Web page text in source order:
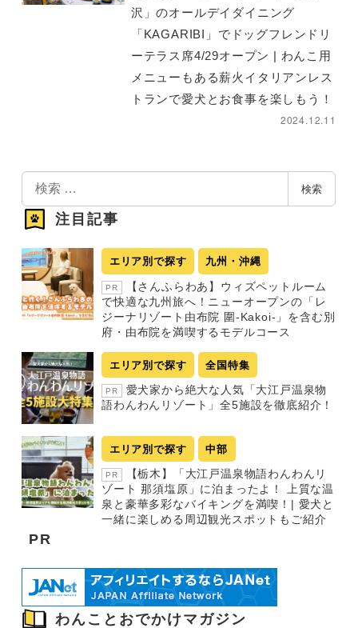
沢」のオールデイダイニング
「KAGARIBI」でドッグフレンドリ
ーテラス席4/29オープン | わんこ用
メニューもある薪火イタリアンレス
トランで愛犬とお食事を楽しもう！
2024.12.11
索
検索
注目記事
エリア別で探す 九州・沖縄
PR
【さんふらわあ】ウィズペットルーム
で快適な九州旅へ！ニューオープンの「レ
ジーナリゾート由布院 圍-Kakoi-」を含む別
府・由布院を満喫するモデルコース
エリア別で探す 全国特集
PR
愛犬家から絶大な人気「大江戸温泉物
語わんわんリゾート」全5施設を徹底紹介！
エリア別で探す 中部
PR
【栃木】「大江戸温泉物語わんわんリ
ゾート 那須塩原」に泊まったよ！ 上質な温
泉と豪華多彩なバイキングを満喫！| 愛犬と
一緒に楽しめる周辺観光スポットもご紹介
PR
わんことおでかけマガジン